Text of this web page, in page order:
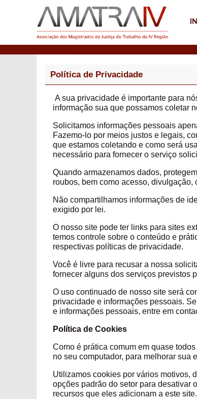
Política de Privacidade
A sua privacidade é importante para
informação sua que possamos coletar
Solicitamos informações pessoais
Fazemo-lo por meios justos e legais,
que estamos coletando e como será
necessário para fornecer o serviço
Quando armazenamos dados,
roubos, bem como acesso,
Não compartilhamos informações de
exigido por lei.
O nosso site pode ter links para sites
temos controle sobre o conteúdo e
respectivas políticas de
Você é livre para recusar a nossa
fornecer alguns dos serviços
O uso continuado de nosso site será
privacidade e informações pessoais.
e informações pessoais, entre
Política de Cookies
Como é prática comum em quase
no seu computador, para melhorar sua
Utilizamos cookies por vários motivos,
opções padrão do setor para desativar
recursos que eles adicionam a este site.